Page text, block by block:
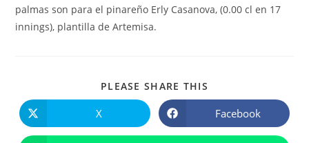
palmas son para el pinareño Erly Casanova, (0.00 cl en 17
innings), plantilla de Artemisa.
PLEASE SHARE THIS
abre
en
X Se
abre
en
Facebook